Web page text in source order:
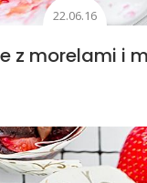
22.06.16
z morelami i